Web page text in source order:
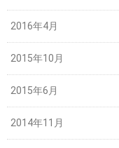
2016年4月
2015年10月
2015年6月
2014年11月